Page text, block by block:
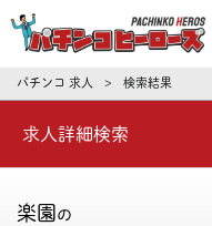
パチンコ 求人 > 検索結果
求人詳細検索
楽園の